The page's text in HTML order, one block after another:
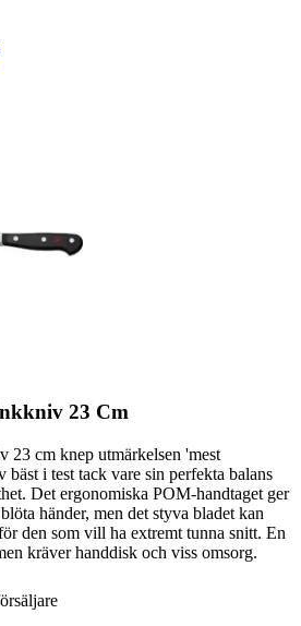
23 Cm
23 cm knep utmärkelsen 'mest
i test tack vare sin perfekta balans
Det ergonomiska POM-handtaget ger
händer, men det styva bladet kan
den som vill ha extremt tunna snitt. En
kräver handdisk och viss omsorg.